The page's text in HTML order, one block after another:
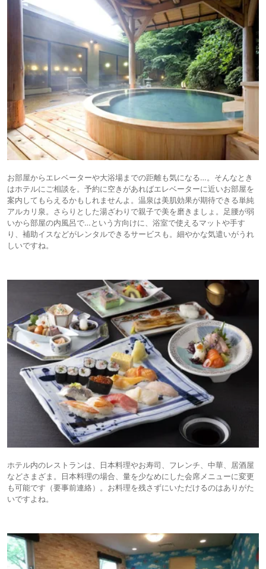
お部屋からエレベーターや大浴場までの距離も気になる…。そんなとき
はホテルにご相談を。予約に空きがあればエレベーターに近いお部屋を
案内してもらえるかもしれませんよ。温泉は美肌効果が期待できる単純
アルカリ泉。さらりとした湯ざわりで親子で美を磨きましょ。足腰が弱
いから部屋の内風呂で…という方向けに、浴室で使えるマットや手す
り、補助イスなどがレンタルできるサービスも。細やかな気遣いがうれ
しいですね。
ホテル内のレストランは、日本料理やお寿司、フレンチ、中華、居酒屋
などさまざま。日本料理の場合、量を少なめにした会席メニューに変更
も可能です（要事前連絡）。お料理を残さずにいただけるのはありがた
いですよね。